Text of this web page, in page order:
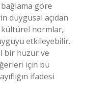
göre
duygusal açıdan
kültürel normlar,
etkileyebilir.
bir huzur ve
için bu
ifadesi